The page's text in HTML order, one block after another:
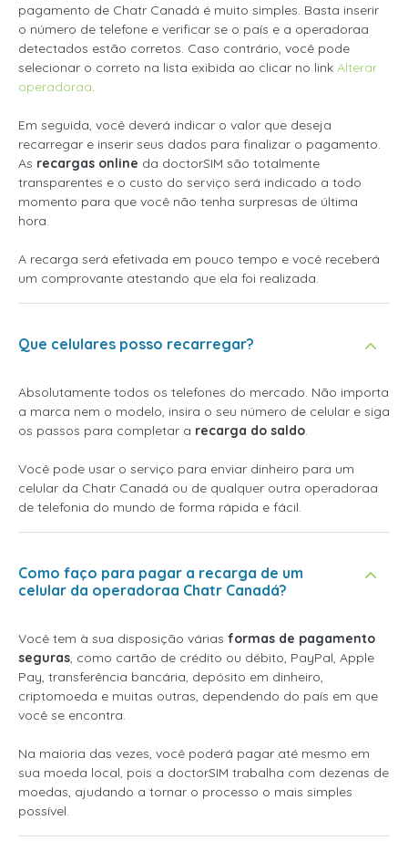
pagamento de Chatr Canadá é muito simples. Basta inserir
o número de telefone e verificar se o país e a operadoraa
detectados estão corretos. Caso contrário, você pode
selecionar o correto na lista exibida ao clicar no link Alterar
operadoraa.
Em seguida, você deverá indicar o valor que deseja
recarregar e inserir seus dados para finalizar o pagamento.
As recargas online da doctorSIM são totalmente
transparentes e o custo do serviço será indicado a todo
momento para que você não tenha surpresas de última
hora.
A recarga será efetivada em pouco tempo e você receberá
um comprovante atestando que ela foi realizada.
Que celulares posso recarregar?
Absolutamente todos os telefones do mercado. Não importa
a marca nem o modelo, insira o seu número de celular e siga
os passos para completar a recarga do saldo.
Você pode usar o serviço para enviar dinheiro para um
celular da Chatr Canadá ou de qualquer outra operadoraa
de telefonia do mundo de forma rápida e fácil.
Como faço para pagar a recarga de um
celular da operadoraa Chatr Canadá?
Você tem à sua disposição várias formas de pagamento
seguras, como cartão de crédito ou débito, PayPal, Apple
Pay, transferência bancária, depósito em dinheiro,
criptomoeda e muitas outras, dependendo do país em que
você se encontra.
Na maioria das vezes, você poderá pagar até mesmo em
sua moeda local, pois a doctorSIM trabalha com dezenas de
moedas, ajudando a tornar o processo o mais simples
possível.